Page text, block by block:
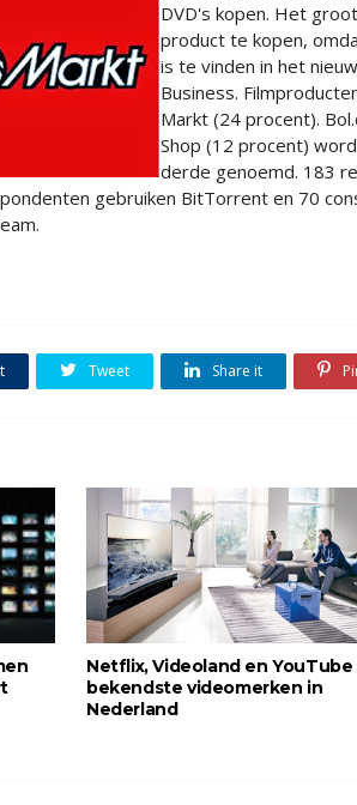
DVD's kopen. Het
product te kopen,
is te vinden in het
Business.
Markt (24 procent).
Shop (12 procent)
derde genoemd. 183
gebruiken BitTorrent en 70
Tweet Share it
Netflix, Videoland en YouTube
bekendste videomerken in
Nederland